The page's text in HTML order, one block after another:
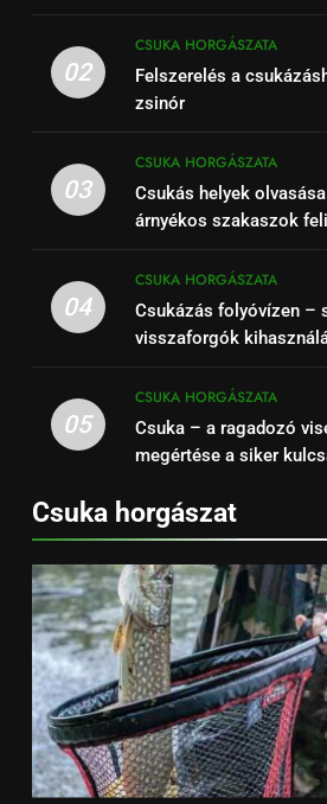
02
CSUKA HORGÁSZATA
Felszerelés a
zsinór
03
CSUKA HORGÁSZATA
Csukás helyek
árnyékos szakaszok
04
CSUKA HORGÁSZATA
Csukázás folyóvízen –
visszaforgók
05
CSUKA HORGÁSZATA
Csuka – a ragadozó
megértése a siker
Csuka horgászat